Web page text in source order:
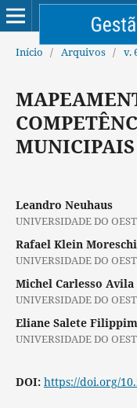
Início / Arquivos / v.
Leandro Neuhaus
UNIVERSIDADE DO
Rafael Klein Moreschi
UNIVERSIDADE DO
Michel Carlesso Avila
UNIVERSIDADE DO
Eliane Salete Filippim
UNIVERSIDADE DO
DOI: https://doi.org/